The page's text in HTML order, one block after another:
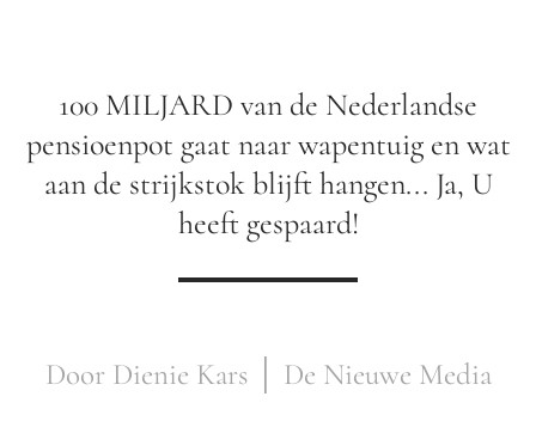
100 MILJARD van de Nederlandse
pensioenpot gaat naar wapentuig en wat
aan de strijkstok blijft hangen... Ja, U
heeft gespaard!
Door Dienie Kars │ De Nieuwe Media